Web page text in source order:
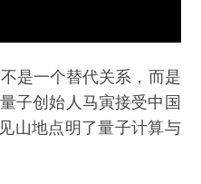
是一个替代关系，而是
子创始人马寅接受中国
山地点明了量子计算与